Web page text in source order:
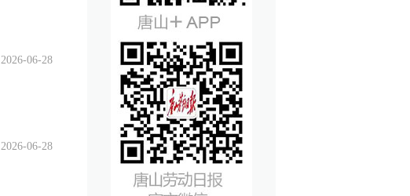
2026-06-28
2026-06-28